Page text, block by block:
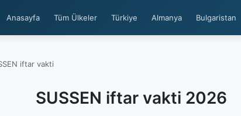
Anasayfa Tüm Ülkeler Türkiye Almanya Bulgaristan
iftar vakti
SUSSEN iftar vakti 2026